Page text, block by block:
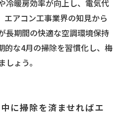
冷暖房効率が向上し、電気代
エアコン工事業界の知見から
長期間の快適な空調環境保持
的な4月の掃除を習慣化し、梅
ょう。
に掃除を済ませればエ